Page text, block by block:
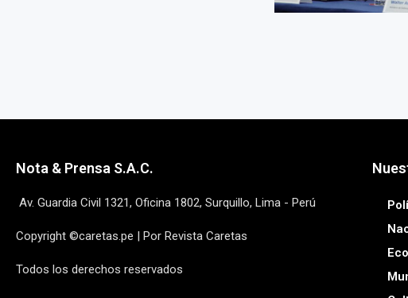
Nota & Prensa S.A.C.
Av. Guardia Civil 1321, Oficina 1802, Surquillo, Lima - Perú
Copyright ©caretas.pe | Por Revista Caretas
Todos los derechos reservados